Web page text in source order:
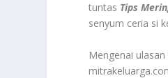
tuntas Tips
senyum ceria si
Mengenai